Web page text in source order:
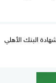
شهادة البنك الأهلي